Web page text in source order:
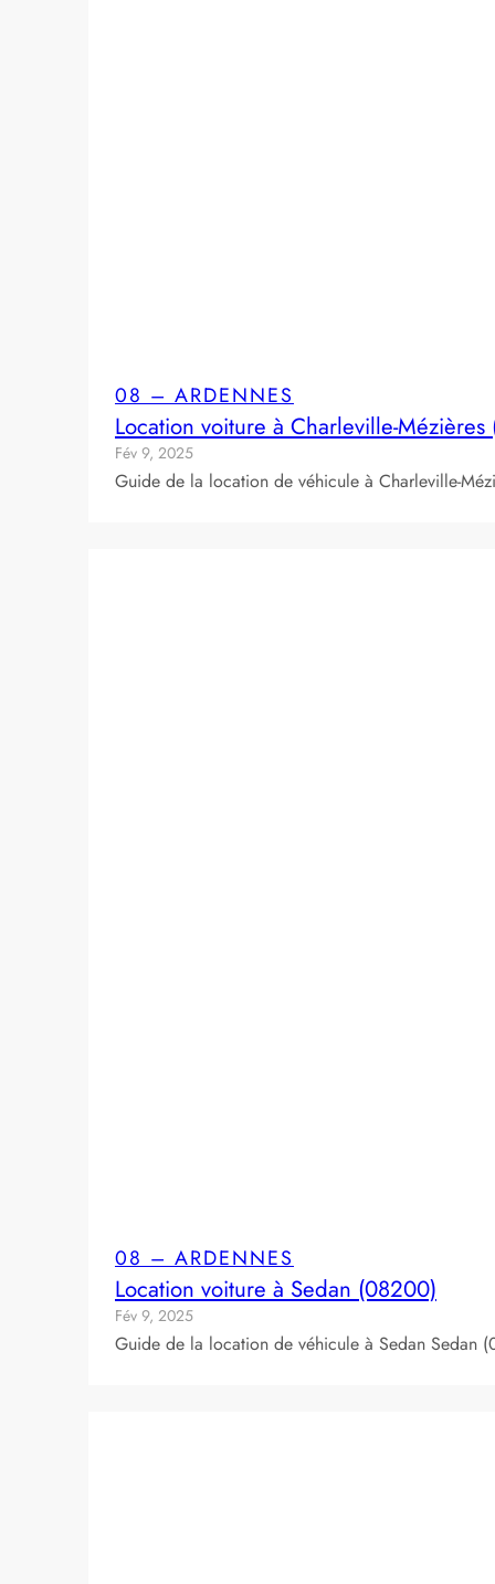
08 – ARDENNES
Location voiture à Charleville-
Fév 9, 2025
Guide de la location de véhicule à Charleville-
08 – ARDENNES
Location voiture à Sedan (08200)
Fév 9, 2025
Guide de la location de véhicule à Sedan Sedan